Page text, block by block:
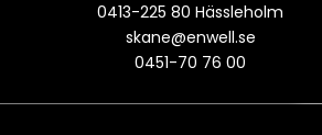
0413-225 80 Hässleholm
skane@enwell.se
0451-70 76 00